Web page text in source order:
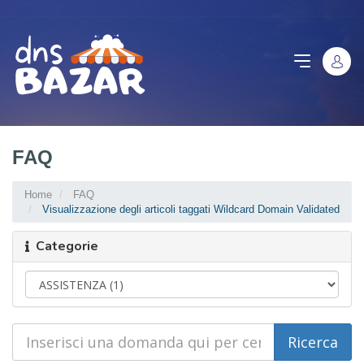
FAQ
Home
FAQ
Visualizzazione degli articoli taggati Wildcard Domain Validated
Categorie